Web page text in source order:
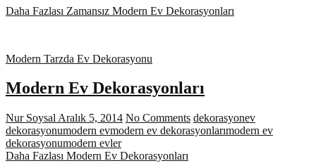
Daha Fazlası Zamansız Modern Ev Dekorasyonları
Modern Tarzda Ev Dekorasyonu
Modern Ev Dekorasyonları
Nur Soysal Aralık 5, 2014 No Comments dekorasyonev
dekorasyonumodern evmodern ev dekorasyonlarımodern ev
dekorasyonumodern evler
Daha Fazlası Modern Ev Dekorasyonları